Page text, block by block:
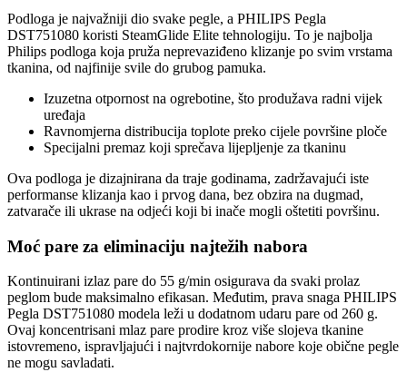
Podloga je najvažniji dio svake pegle, a PHILIPS Pegla
DST751080 koristi SteamGlide Elite tehnologiju. To je najbolja
Philips podloga koja pruža neprevaziđeno klizanje po svim vrstama
tkanina, od najfinije svile do grubog pamuka.
Izuzetna otpornost na ogrebotine, što produžava radni vijek
uređaja
Ravnomjerna distribucija toplote preko cijele površine ploče
Specijalni premaz koji sprečava lijepljenje za tkaninu
Ova podloga je dizajnirana da traje godinama, zadržavajući iste
performanse klizanja kao i prvog dana, bez obzira na dugmad,
zatvarače ili ukrase na odjeći koji bi inače mogli oštetiti površinu.
Moć pare za eliminaciju najtežih nabora
Kontinuirani izlaz pare do 55 g/min osigurava da svaki prolaz
peglom bude maksimalno efikasan. Međutim, prava snaga PHILIPS
Pegla DST751080 modela leži u dodatnom udaru pare od 260 g.
Ovaj koncentrisani mlaz pare prodire kroz više slojeva tkanine
istovremeno, ispravljajući i najtvrdokornije nabore koje obične pegle
ne mogu savladati.